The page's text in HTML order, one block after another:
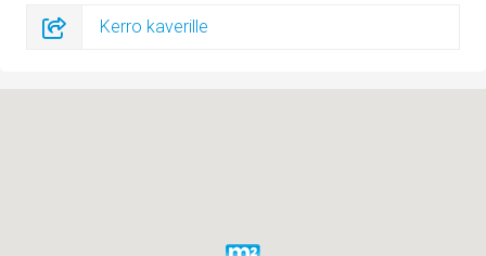
Kerro kaverille